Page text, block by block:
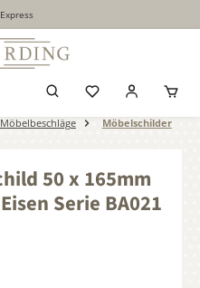
Möbelbeschläge Möbelschilder
50 x 165mm
Serie BA021